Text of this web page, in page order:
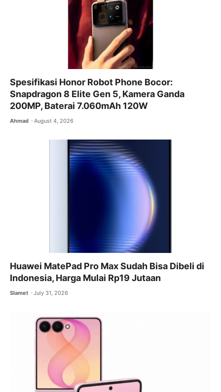
Spesifikasi Honor Robot Phone Bocor:
Snapdragon 8 Elite Gen 5, Kamera Ganda
200MP, Baterai 7.060mAh 120W
Ahmad August 4, 2026
Huawei MatePad Pro Max Sudah Bisa Dibeli di
Indonesia, Harga Mulai Rp19 Jutaan
Slamet July 31, 2026